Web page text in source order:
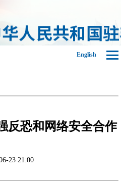
English
反恐和网络安全合作
23 21:00